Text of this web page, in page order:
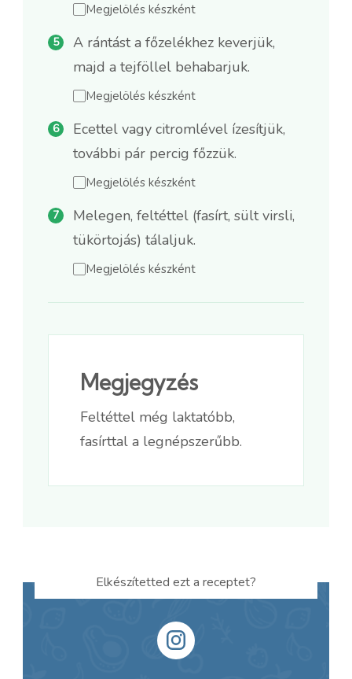
Megjelölés készként
A rántást a főzelékhez keverjük,
majd a tejföllel behabarjuk.
Megjelölés készként
Ecettel vagy citromlével ízesítjük,
további pár percig főzzük.
Megjelölés készként
Melegen, feltéttel (fasírt, sült virsli,
tükörtojás) tálaljuk.
Megjelölés készként
Megjegyzés
Feltéttel még laktatóbb,
fasírttal a legnépszerűbb.
Elkészítetted ezt a receptet?